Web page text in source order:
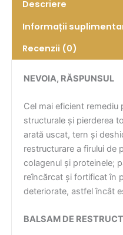
Descriere
Informații
Recenzii (0)
NEVOIA, RĂSPUNSUL
Cel mai eficient remediu
structurale și pierderea
arată uscat, tern și
restructurare a firului de
colagenul și proteinele;
reîncărcat și fortificat în
deteriorate, astfel încât
BALSAM DE